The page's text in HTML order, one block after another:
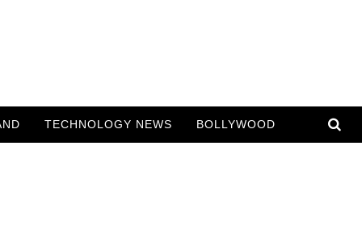
TECHNOLOGY NEWS BOLLYWOOD